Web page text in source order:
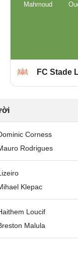
Mahmoud
FC Stade
Corness
Rodrigues
Klepac
Loucif
Malula